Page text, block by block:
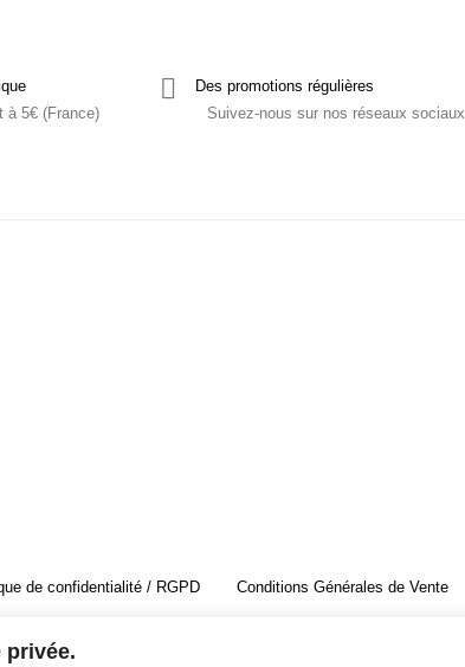
privée.
à 5€ (France)
Des promotions régulières
Suivez-nous sur nos réseaux sociaux
de confidentialité / RGPD
Conditions Générales de Vente
-